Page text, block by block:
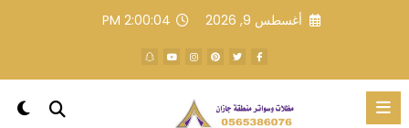
أغسطس 9, 2026 2:00:04 PM